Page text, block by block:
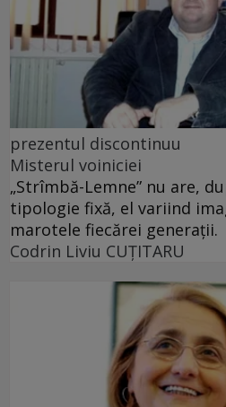
prezentul discontinuu
Misterul voiniciei
„Strîmbă-Lemne” nu are,
tipologie fixă, el variind
marotele fiecărei generaţii.
Codrin Liviu CUŢITARU